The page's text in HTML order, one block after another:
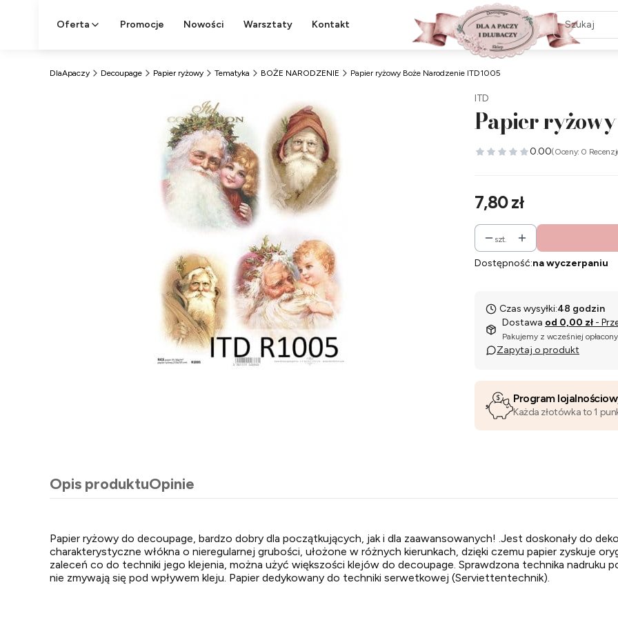
Oferta Promocje Nowości Warsztaty Kontakt
DlaApaczy Decoupage Papier ryżowy Tematyka BOŻE NARODZENIE Papier ryżowy Boże Narodzenie ITD1005
ITD
Papier
0.00(Oceny: 0
Cena
7,80 zł
szt.
Dostępność:na wyczerpaniu
Czas wysyłki:48 godzin
Dostawa od 0,00 zł -
Pakujemy z wcześniej
Zapytaj o produkt
Program
Każda złotówka to 1
Opis produktuOpinie
Papier ryżowy do decoupage, bardzo dobry dla początkujących, jak i dla zaawansowanych! .Jest doskonały do
charakterystyczne włókna o nieregularnej grubości, ułożone w różnych kierunkach, dzięki czemu papier zyskuje
zaleceń co do techniki jego klejenia, można użyć większości klejów do decoupage. Sprawdzona technika nadruku
nie zmywają się pod wpływem kleju. Papier dedykowany do techniki serwetkowej (Serviettentechnik).